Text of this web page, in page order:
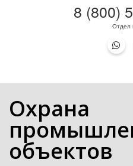
8 (800)
Отдел
Охрана
объектов